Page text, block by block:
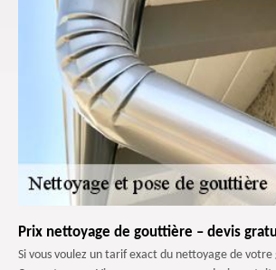
Prix nettoyage de gouttière – devis
Si vous voulez un tarif exact du nettoyage de